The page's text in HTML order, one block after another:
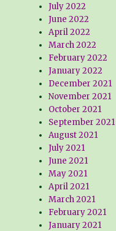
July 2022
June 2022
April 2022
March 2022
February 2022
January 2022
December 2021
November 2021
October 2021
September 2021
August 2021
July 2021
June 2021
May 2021
April 2021
March 2021
February 2021
January 2021